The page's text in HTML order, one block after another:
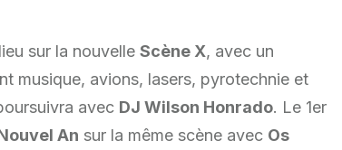
sur la nouvelle Scène X, avec un
musique, avions, lasers, pyrotechnie et
avec DJ Wilson Honrado. Le 1er
An sur la même scène avec Os